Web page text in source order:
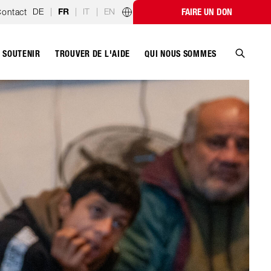
DE | FR | IT | EN
Programmes par paysFAIRE UN DON
SOUTENIR TROUVER DE L'AIDE QUI NOUS SOMMES